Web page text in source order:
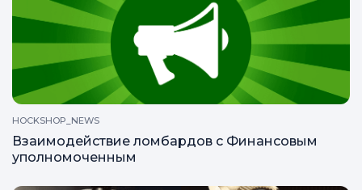
HOCKSHOP_NEWS
Взаимодействие ломбардов с Финансовым
уполномоченным